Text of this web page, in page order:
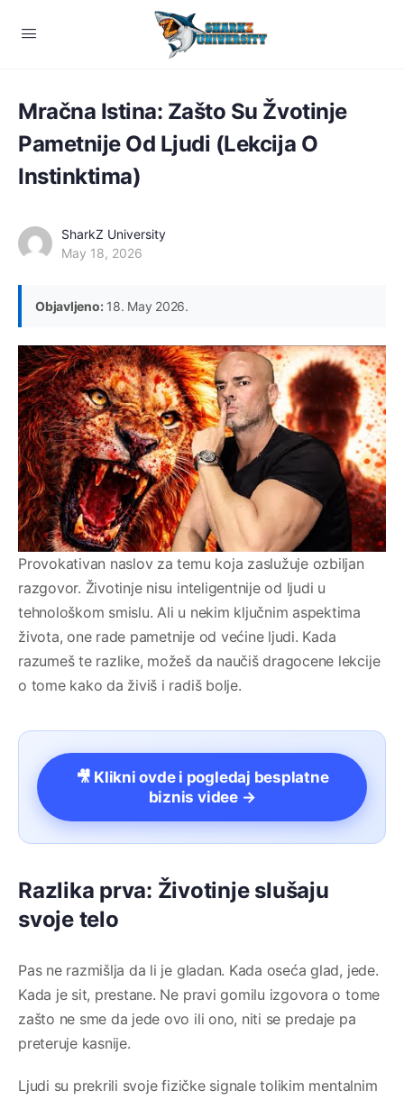
Mračna Istina: Zašto Su Žvotinje
Pametnije Od Ljudi (Lekcija O
Instinktima)
SharkZ University
May 18, 2026
Objavljeno:18. May 2026.
Provokativan naslov za temu koja zaslužuje ozbiljan
razgovor. Životinje nisu inteligentnije od ljudi u
tehnološkom smislu. Ali u nekim ključnim aspektima
života, one rade pametnije od većine ljudi. Kada
razumeš te razlike, možeš da naučiš dragocene lekcije
o tome kako da živiš i radiš bolje.
🎥 Klikni ovde i pogledaj besplatne
biznis videe →
Razlika prva: Životinje slušaju
svoje telo
Pas ne razmišlja da li je gladan. Kada oseća glad, jede.
Kada je sit, prestane. Ne pravi gomilu izgovora o tome
zašto ne sme da jede ovo ili ono, niti se predaje pa
preteruje kasnije.
Ljudi su prekrili svoje fizičke signale tolikim mentalnim